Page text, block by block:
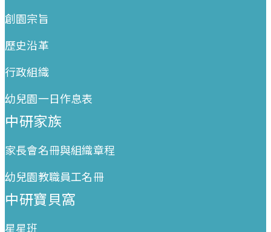
創園宗旨
歷史沿革
行政組織
幼兒園一日作息表
中研家族
家長會名冊與組織章程
幼兒園教職員工名冊
中研寶貝窩
星星班